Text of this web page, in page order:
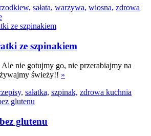
sałata, warzywa, wiosna, zdrowa
ze szpinakiem
nie gotujmy go, nie przerabiajmy na
świeży!! »
sałatka, szpinak, zdrowa kuchnia
glutenu